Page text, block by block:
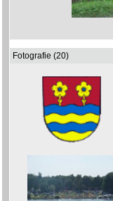
Fotografie (20)